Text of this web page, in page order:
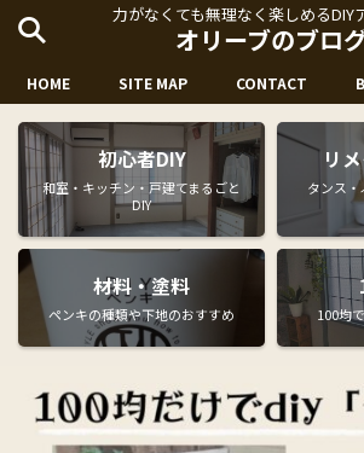
力がなくても無理なく楽しめるDIY
オリーブのブロ
HOME SITE MAP CONTACT
初心者DIY
和室・キッチン・戸建てまるごと
DIY
リ
タンス
材料・塗料
ペンキの種類や下地のおすすめ 100均